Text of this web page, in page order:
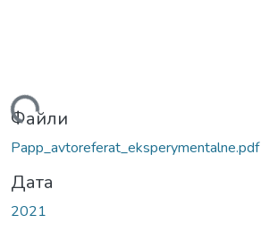
Файли
Papp_avtoreferat_eksperymentalne.pdf
Дата
2021